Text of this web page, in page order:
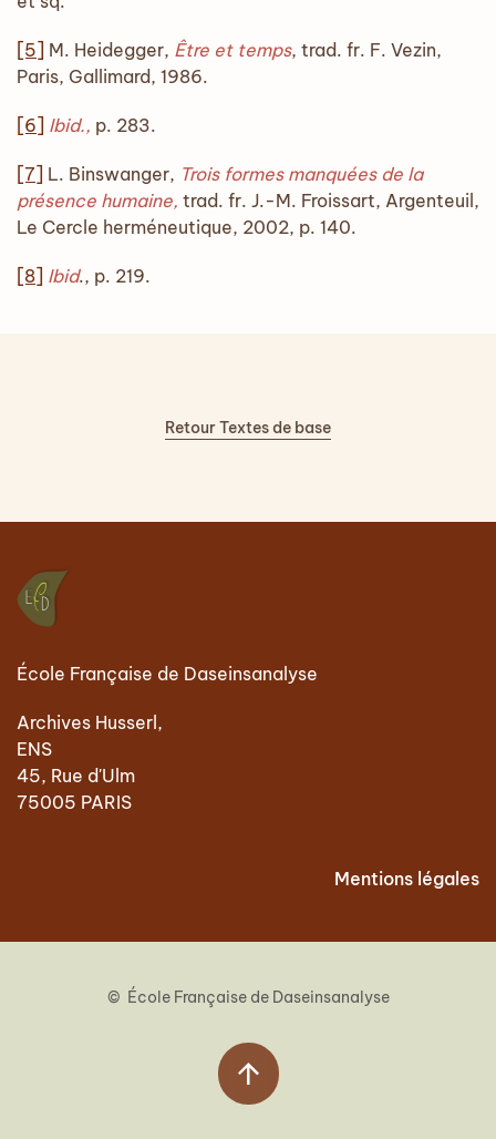
[5] M. Heidegger, Être et temps, trad. fr. F. Vezin,
Paris, Gallimard, 1986.
[6] Ibid., p. 283.
[7] L. Binswanger, Trois formes manquées de la
présence humaine, trad. fr. J.-M. Froissart, Argenteuil,
Le Cercle herméneutique, 2002, p. 140.
[8] Ibid., p. 219.
Retour Textes de base
École Française de Daseinsanalyse
Archives Husserl,
ENS
45, Rue d'Ulm
75005 PARIS
Mentions légales
© École Française de Daseinsanalyse